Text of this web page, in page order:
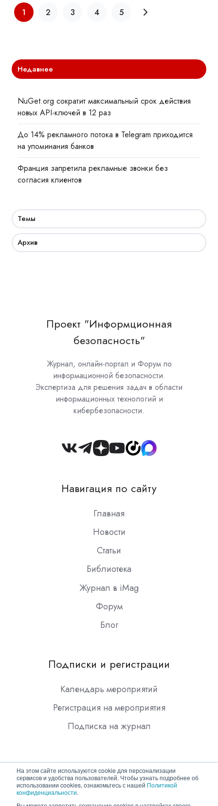
На этом сайте используются cookie для персонализации
сервисов и удобства пользователей. Чтобы узнать подробнее об
использовании cookies, ознакомьтесь с нашей Политикой
конфиденциальности.
1 2 3 4 5
Недавнее
NuGet.org сократит максимальный срок действия
новых API-ключей в 12 раз
До 14% рекламного потока в Telegram приходится
на упоминания банков
Франция запретила рекламные звонки без
согласия клиентов
Темы
Архив
Проект "Информционная
безопасность"
Журнал, онлайн-портал и Форум по
информационной безопасности.
Экспертиза для решения задач в области
информационных технологий и
кибербезопасности.
Join
Slack
Навигация по сайту
Главная
Новости
Статьи
Библиотека
Журнал в iMag
Форум
Блог
Подписки и регистрации
Календарь мероприятий
Регистрация на мероприятия
Подписка на журнал
Copyright © 2026 ООО "Гротек"